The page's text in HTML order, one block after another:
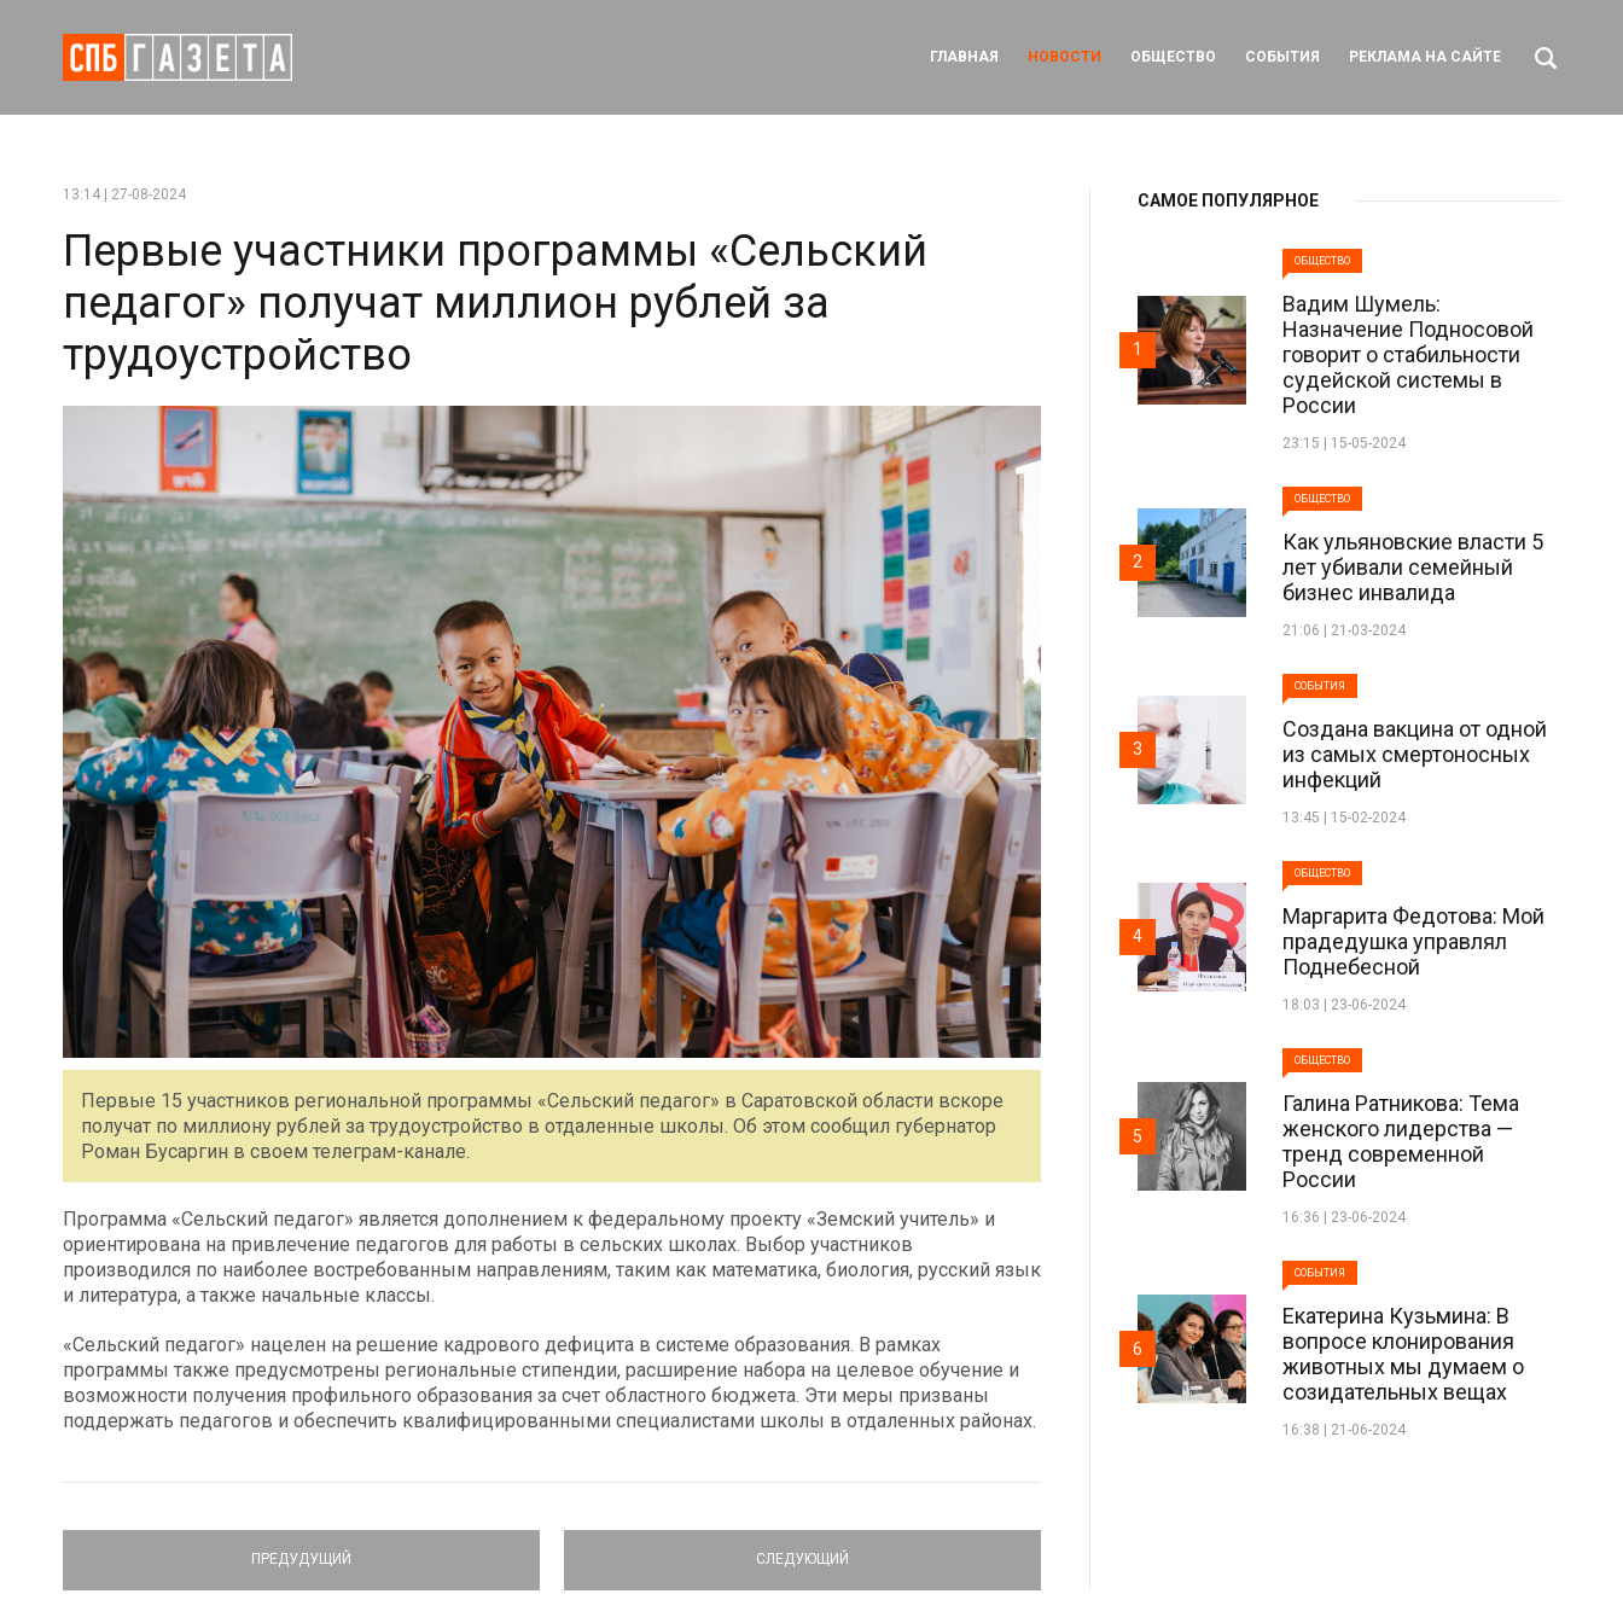
ГЛАВНАЯ НОВОСТИ ОБЩЕСТВО СОБЫТИЯ РЕКЛАМА НА САЙТЕ
13:14 | 27-08-2024
Первые участники программы «Сельский
педагог» получат миллион рублей за
трудоустройство
Первые 15 участников региональной программы «Сельский педагог» в Саратовской области вскоре
получат по миллиону рублей за трудоустройство в отдаленные школы. Об этом сообщил губернатор
Роман Бусаргин в своем телеграм-канале.
Программа «Сельский педагог» является дополнением к федеральному проекту «Земский учитель» и
ориентирована на привлечение педагогов для работы в сельских школах. Выбор участников
производился по наиболее востребованным направлениям, таким как математика, биология, русский язык
и литература, а также начальные классы.
«Сельский педагог» нацелен на решение кадрового дефицита в системе образования. В рамках
программы также предусмотрены региональные стипендии, расширение набора на целевое обучение и
возможности получения профильного образования за счет областного бюджета. Эти меры призваны
поддержать педагогов и обеспечить квалифицированными специалистами школы в отдаленных районах.
ПРЕДУДУЩИЙ СЛЕДУЮЩИЙ
САМОЕ ПОПУЛЯРНОЕ
ОБЩЕСТВО
Вадим Шумель:
Назначение Подносовой
говорит о стабильности
судейской системы в
России
23:15 | 15-05-2024
1
ОБЩЕСТВО
Как ульяновские власти 5
лет убивали семейный
бизнес инвалида
21:06 | 21-03-2024
2
СОБЫТИЯ
Создана вакцина от одной
из самых смертоносных
инфекций
13:45 | 15-02-2024
3
ОБЩЕСТВО
Маргарита Федотова: Мой
прадедушка управлял
Поднебесной
18:03 | 23-06-2024
4
ОБЩЕСТВО
Галина Ратникова: Тема
женского лидерства —
тренд современной
России
16:36 | 23-06-2024
5
СОБЫТИЯ
Екатерина Кузьмина: В
вопросе клонирования
животных мы думаем о
созидательных вещах
16:38 | 21-06-2024
6